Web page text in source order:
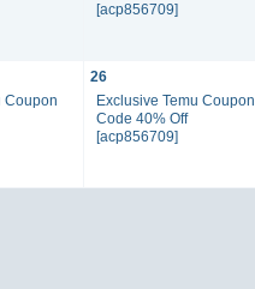
[acp856709]
Coupon
26
Exclusive Temu Coupon
Code 40% Off
[acp856709]